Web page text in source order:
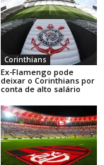
Corinthians
Ex-Flamengo pode
deixar o Corinthians por
conta de alto salário